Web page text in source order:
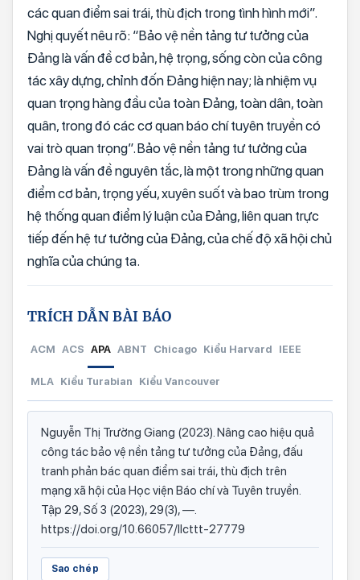
các quan điểm sai trái, thù địch trong tình hình mới”.
Nghị quyết nêu rõ: “Bảo vệ nền tảng tư tưởng của
Ðảng là vấn đề cơ bản, hệ trọng, sống còn của công
tác xây dựng, chỉnh đốn Ðảng hiện nay; là nhiệm vụ
quan trọng hàng đầu của toàn Ðảng, toàn dân, toàn
quân, trong đó các cơ quan báo chí tuyên truyền có
vai trò quan trọng”. Bảo vệ nền tảng tư tưởng của
Đảng là vấn đề nguyên tắc, là một trong những quan
điểm cơ bản, trọng yếu, xuyên suốt và bao trùm trong
hệ thống quan điểm lý luận của Đảng, liên quan trực
tiếp đến hệ tư tưởng của Đảng, của chế độ xã hội chủ
nghĩa của chúng ta.
TRÍCH DẪN BÀI BÁO
ACM ACS APA ABNT Chicago Kiểu Harvard IEEE
MLA Kiểu Turabian Kiểu Vancouver
Nguyễn Thị Trường Giang (2023). Nâng cao hiệu quả
công tác bảo vệ nền tảng tư tưởng của Đảng, đấu
tranh phản bác quan điểm sai trái, thù địch trên
mạng xã hội của Học viện Báo chí và Tuyên truyền.
Tập 29, Số 3 (2023), 29(3), —.
https://doi.org/10.66057/llcttt-27779
Sao chép